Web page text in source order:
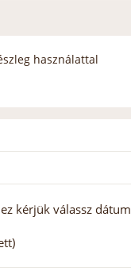
használattal
kérjük válassz